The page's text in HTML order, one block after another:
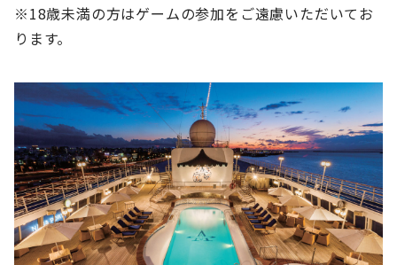
※18歳未満の方はゲームの参加をご遠慮いただいてお
ります。